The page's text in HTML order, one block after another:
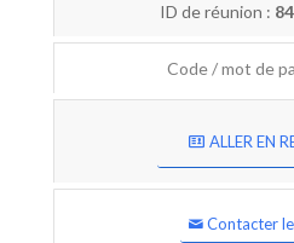
ID de réunion :
Code / mot de
ALLER EN
Contacter